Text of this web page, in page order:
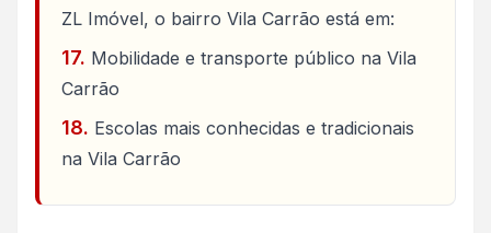
ZL Imóvel, o bairro Vila Carrão está em:
Mobilidade e transporte público na Vila
Carrão
Escolas mais conhecidas e tradicionais
na Vila Carrão